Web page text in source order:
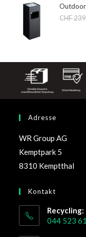
CHF
Adresse
WR Group AG
Kemptpark 5
8310 Kemptthal
Kontakt
Recycling:
044 523